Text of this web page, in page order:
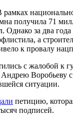
рамках
получила 71
Однако за два
а
к провалу
с жалобой к
Воробьеву
ситуации.
петицию,
подписей.